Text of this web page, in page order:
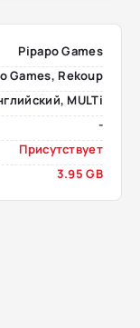
Pipapo Games
Games, Rekoup
MULTi
-
Присутствует
3.95 GB